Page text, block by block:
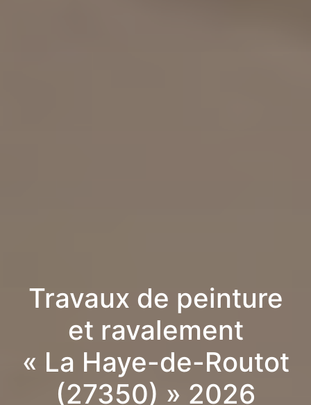
Travaux de peinture
et ravalement
« La Haye-de-Routot
(27350) » 2026